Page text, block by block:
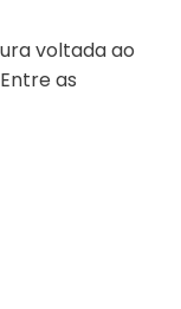
voltada ao
as